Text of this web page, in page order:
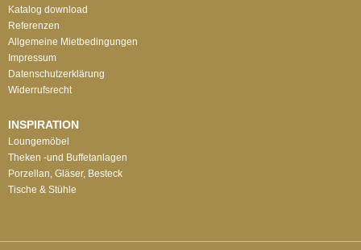
Katalog download
Referenzen
Allgemeine Mietbedingungen
Impressum
Datenschutzerklärung
Widerrufsrecht
INSPIRATION
Loungemöbel
Theken -und Buffetanlagen
Porzellan, Gläser, Besteck
Tische & Stühle